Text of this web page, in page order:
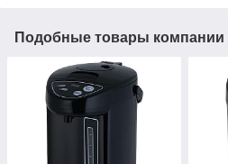
Подобные товары компании